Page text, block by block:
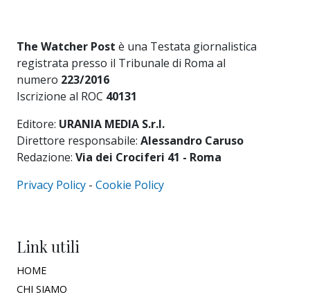
The Watcher Post è una Testata giornalistica
registrata presso il Tribunale di Roma al
numero 223/2016
Iscrizione al ROC 40131
Editore: URANIA MEDIA S.r.l.
Direttore responsabile: Alessandro Caruso
Redazione: Via dei Crociferi 41 - Roma
Privacy Policy - Cookie Policy
Link utili
HOME
CHI SIAMO